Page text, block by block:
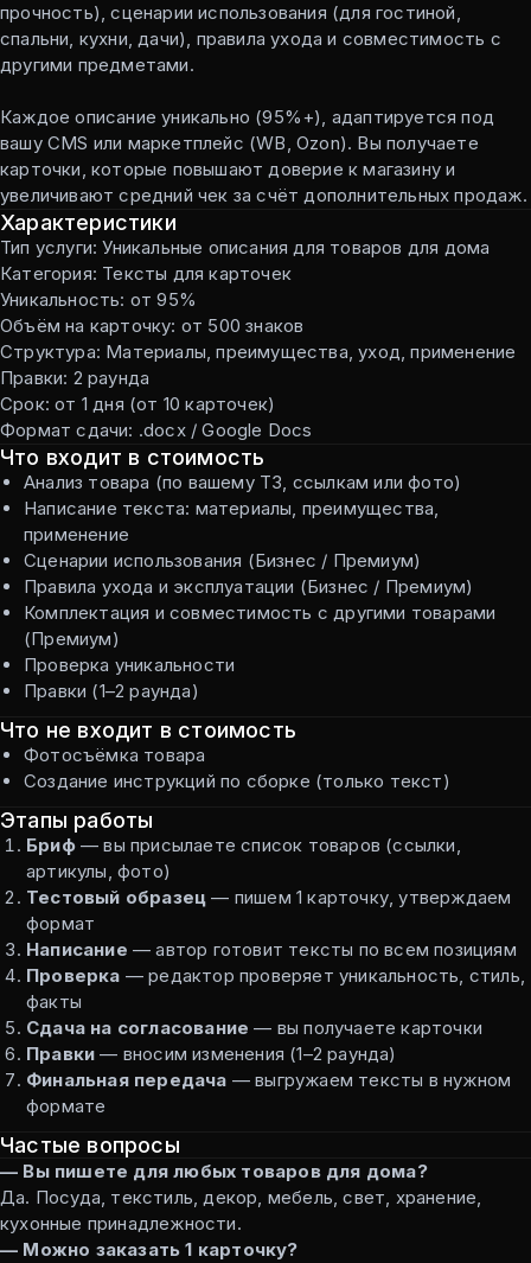
прочность), сценарии использования (для гостиной,
спальни, кухни, дачи), правила ухода и совместимость с
другими предметами.
Каждое описание уникально (95%+), адаптируется под
вашу CMS или маркетплейс (WB, Ozon). Вы получаете
карточки, которые повышают доверие к магазину и
увеличивают средний чек за счёт дополнительных продаж.
Характеристики
Тип услуги: Уникальные описания для товаров для дома
Категория: Тексты для карточек
Уникальность: от 95%
Объём на карточку: от 500 знаков
Структура: Материалы, преимущества, уход, применение
Правки: 2 раунда
Срок: от 1 дня (от 10 карточек)
Формат сдачи: .docx / Google Docs
Что входит в стоимость
Анализ товара (по вашему ТЗ, ссылкам или фото)
Написание текста: материалы, преимущества,
применение
Сценарии использования (Бизнес / Премиум)
Правила ухода и эксплуатации (Бизнес / Премиум)
Комплектация и совместимость с другими товарами
(Премиум)
Проверка уникальности
Правки (1–2 раунда)
Что не входит в стоимость
Фотосъёмка товара
Создание инструкций по сборке (только текст)
Этапы работы
Бриф— вы присылаете список товаров (ссылки,
артикулы, фото)
Тестовый образец — пишем 1 карточку, утверждаем
формат
Написание — автор готовит тексты по всем позициям
Проверка — редактор проверяет уникальность, стиль,
факты
Сдача на согласование — вы получаете карточки
Правки — вносим изменения (1–2 раунда)
Финальная передача — выгружаем тексты в нужном
формате
Частые вопросы
— Вы пишете для любых товаров для дома?
Да. Посуда, текстиль, декор, мебель, свет, хранение,
кухонные принадлежности.
— Можно заказать 1 карточку?